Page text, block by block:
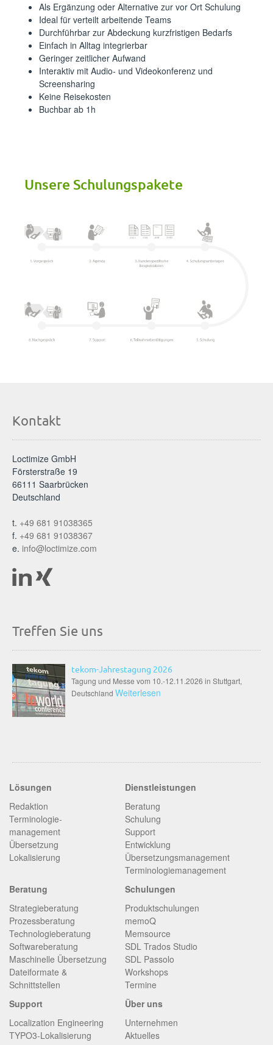
Als Ergänzung oder Alternative zur vor Ort Schulung
Ideal für verteilt arbeitende Teams
Durchführbar zur Abdeckung kurzfristigen Bedarfs
Einfach in Alltag integrierbar
Geringer zeitlicher Aufwand
Interaktiv mit Audio- und Videokonferenz und
Screensharing
Keine Reisekosten
Buchbar ab 1h
Unsere Schulungspakete
Kontakt
Loctimize GmbH
Försterstraße 19
66111 Saarbrücken
Deutschland
t. +49 681 91038365
f. +49 681 91038367
e. info@loctimize.com
Treffen Sie uns
tekom-Jahrestagung 2026
Tagung und Messe vom 10.-12.11.2026 in Stuttgart,
Deutschland Weiterlesen
Lösungen
Redaktion
Terminologie­
management
Übersetzung
Lokalisierung
Dienstleistungen
Beratung
Schulung
Support
Entwicklung
Übersetzungsmanagement
Terminologiemanagement
Beratung
Strategieberatung
Prozessberatung
Technologieberatung
Softwareberatung
Maschinelle Übersetzung
Dateiformate &
Schnittstellen
Schulungen
Produktschulungen
memoQ
Memsource
SDL Trados Studio
SDL Passolo
Workshops
Termine
Support
Localization Engineering
TYPO3-Lokalisierung
Über uns
Unternehmen
Aktuelles